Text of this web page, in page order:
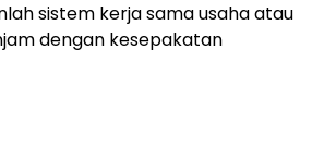
sistem kerja sama usaha atau
dengan kesepakatan